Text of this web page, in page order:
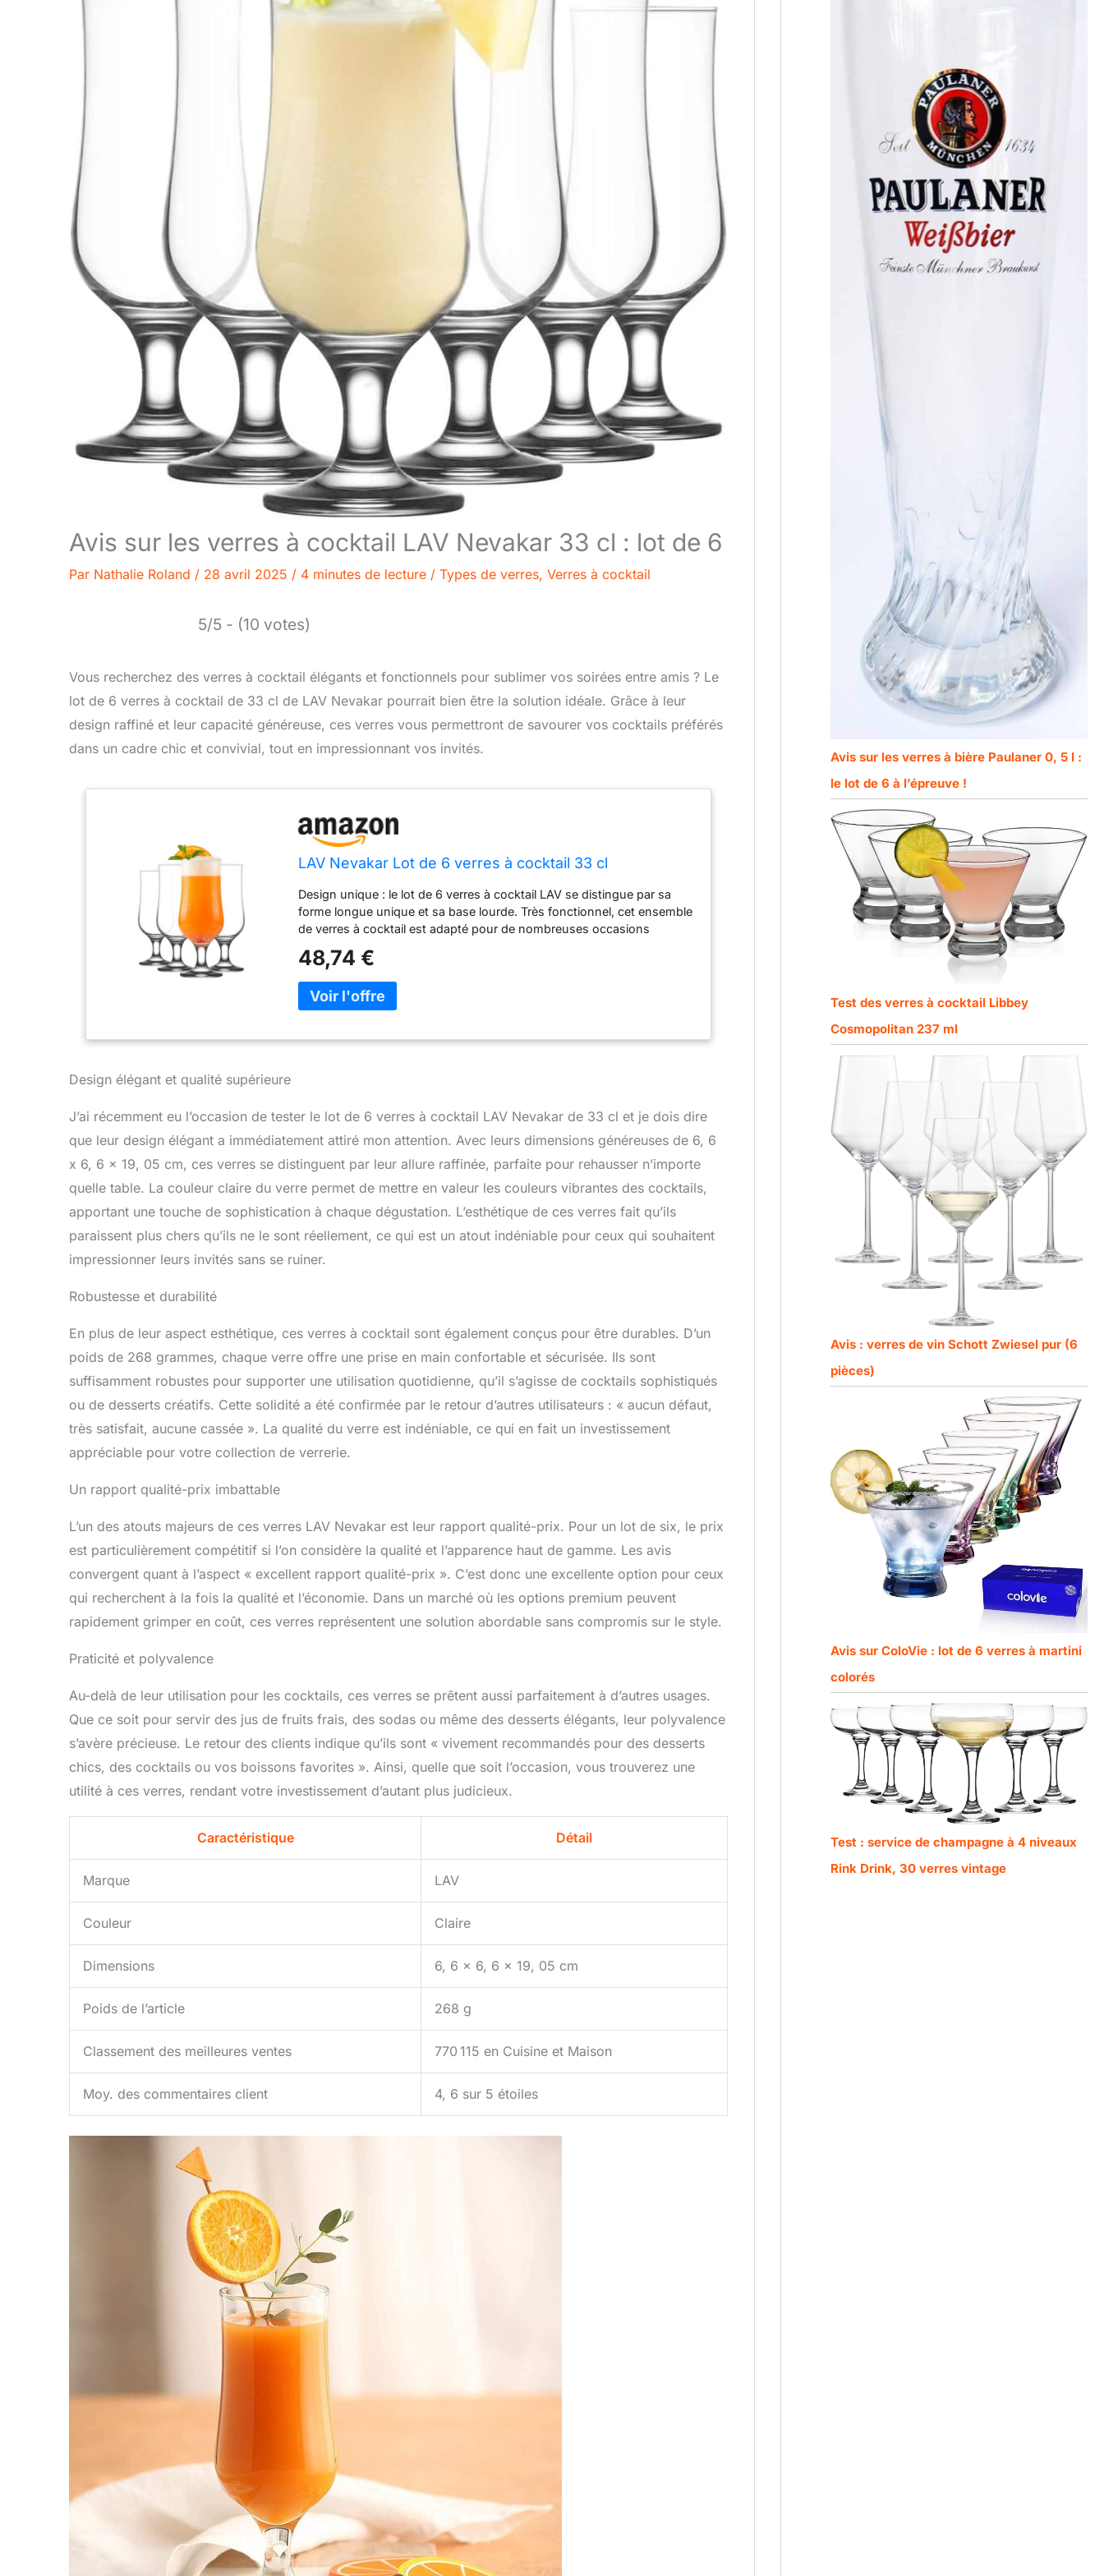
Avis sur les verres à cocktail LAV Nevakar 33 cl : lot de 6
Par Nathalie Roland / 28 avril 2025 / 4 minutes de lecture / Types de verres, Verres à cocktail
5/5 - (10 votes)
Vous recherchez des verres à cocktail élégants et fonctionnels pour sublimer vos soirées entre amis ? Le
lot de 6 verres à cocktail de 33 cl de LAV Nevakar pourrait bien être la solution idéale. Grâce à leur
design raffiné et leur capacité généreuse, ces verres vous permettront de savourer vos cocktails préférés
dans un cadre chic et convivial, tout en impressionnant vos invités.
LAV Nevakar Lot de 6 verres à cocktail 33 cl
Design unique : le lot de 6 verres à cocktail LAV se distingue par sa
forme longue unique et sa base lourde. Très fonctionnel, cet ensemble
de verres à cocktail est adapté pour de nombreuses occasions
terme pour vous et vos proches Pour les fêtes : les verres à cocktail
tulipe, qui peuvent également être utilisés comme verres à jus, ont une
forme unique qui leur permet d'être facilement utilisés pour les
boissons mélangées Durable : les verres transparents sont fabriqués
les plus efficaces au monde. Nous sommes conscients des
emballages et savons qu'un emballage inapproprié exerce une énorme
pression sur l'écologie. C'est pourquoi nous utilisons plus de 95 % de
matériaux recyclés et entièrement recyclables. Ainsi, tout produit LAV
que vous commanderiez sur ces pages est respectueux de
l'environnement, 100 % recyclable et a un impact positif sur notre
48,74 €
Design élégant et qualité supérieure
J’ai récemment eu l’occasion de tester le lot de 6 verres à cocktail LAV Nevakar de 33 cl et je dois dire
que leur design élégant a immédiatement attiré mon attention. Avec leurs dimensions généreuses de 6, 6
x 6, 6 x 19, 05 cm, ces verres se distinguent par leur allure raffinée, parfaite pour rehausser n’importe
quelle table. La couleur claire du verre permet de mettre en valeur les couleurs vibrantes des cocktails,
apportant une touche de sophistication à chaque dégustation. L’esthétique de ces verres fait qu’ils
paraissent plus chers qu’ils ne le sont réellement, ce qui est un atout indéniable pour ceux qui souhaitent
impressionner leurs invités sans se ruiner.
Robustesse et durabilité
En plus de leur aspect esthétique, ces verres à cocktail sont également conçus pour être durables. D’un
poids de 268 grammes, chaque verre offre une prise en main confortable et sécurisée. Ils sont
suffisamment robustes pour supporter une utilisation quotidienne, qu’il s’agisse de cocktails sophistiqués
ou de desserts créatifs. Cette solidité a été confirmée par le retour d’autres utilisateurs : « aucun défaut,
très satisfait, aucune cassée ». La qualité du verre est indéniable, ce qui en fait un investissement
appréciable pour votre collection de verrerie.
Un rapport qualité-prix imbattable
L’un des atouts majeurs de ces verres LAV Nevakar est leur rapport qualité-prix. Pour un lot de six, le prix
est particulièrement compétitif si l’on considère la qualité et l’apparence haut de gamme. Les avis
convergent quant à l’aspect « excellent rapport qualité-prix ». C’est donc une excellente option pour ceux
qui recherchent à la fois la qualité et l’économie. Dans un marché où les options premium peuvent
rapidement grimper en coût, ces verres représentent une solution abordable sans compromis sur le style.
Praticité et polyvalence
Au-delà de leur utilisation pour les cocktails, ces verres se prêtent aussi parfaitement à d’autres usages.
Que ce soit pour servir des jus de fruits frais, des sodas ou même des desserts élégants, leur polyvalence
s’avère précieuse. Le retour des clients indique qu’ils sont « vivement recommandés pour des desserts
chics, des cocktails ou vos boissons favorites ». Ainsi, quelle que soit l’occasion, vous trouverez une
utilité à ces verres, rendant votre investissement d’autant plus judicieux.
Caractéristique Détail
Marque LAV
Couleur Claire
Dimensions 6, 6 x 6, 6 x 19, 05 cm
Poids de l’article 268 g
Classement des meilleures ventes 770 115 en Cuisine et Maison
Moy. des commentaires client 4, 6 sur 5 étoiles
Avis sur les verres à bière Paulaner 0, 5 l :
le lot de 6 à l’épreuve !
Test des verres à cocktail Libbey
Cosmopolitan 237 ml
Avis : verres de vin Schott Zwiesel pur (6
pièces)
Avis sur ColoVie : lot de 6 verres à martini
colorés
Test : service de champagne à 4 niveaux
Rink Drink, 30 verres vintage